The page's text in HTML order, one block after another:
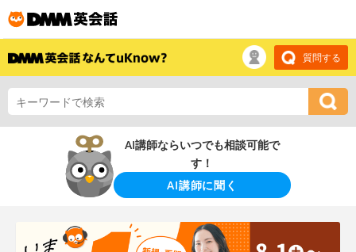
質問する
AI講師ならいつでも相談可能で
す！
AI講師に聞く